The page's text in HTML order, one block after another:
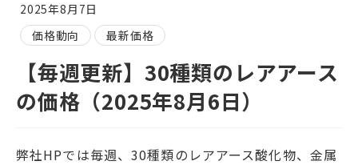
2025年8月7日
価格動向
最新価格
【毎週更新】30種類のレアアース
の価格（2025年8月6日）
弊社HPでは毎週、30種類のレアアース酸化物、金属